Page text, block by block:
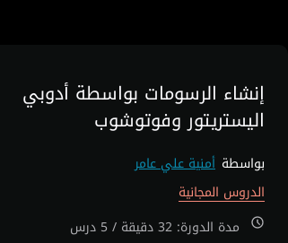
إنشاء الرسومات بواسطة أدوبي
اليستريتور وفوتوشوب
بواسطة أمنية علي عامر
الدروس المجانية
مدة الدورة: 32 دقيقة / 5 درس